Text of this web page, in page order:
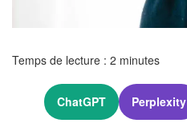
Temps de lecture : 2 minutes
ChatGPT Perplexity